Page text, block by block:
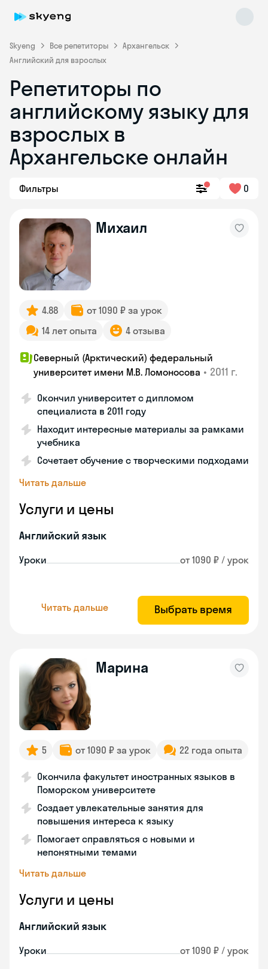
Skyeng Все репетиторы
Архангельск
Английский для взрослых
Репетиторы по
английскому языку для
взрослых в
Архангельске онлайн
Фильтры 0
Михаил
4.88
от 1090 ₽ за урок
14 лет опыта
4 отзыва
Северный (Арктический) федеральный
университет имени М.В. Ломоносова • 2011 г.
Окончил университет с дипломом
специалиста в 2011 году
Находит интересные материалы за рамками
учебника
Сочетает обучение с творческими подходами
Читать дальше
Услуги и цены
Английский язык
Уроки от 1090 ₽ / урок
Читать дальше Выбрать время
Марина
5 от 1090 ₽ за урок 22 года опыта
Окончила факультет иностранных языков в
Поморском университете
Создает увлекательные занятия для
повышения интереса к языку
Помогает справляться с новыми и
непонятными темами
Читать дальше
Услуги и цены
Английский язык
Уроки от 1090 ₽ / урок
Skyeng Chat